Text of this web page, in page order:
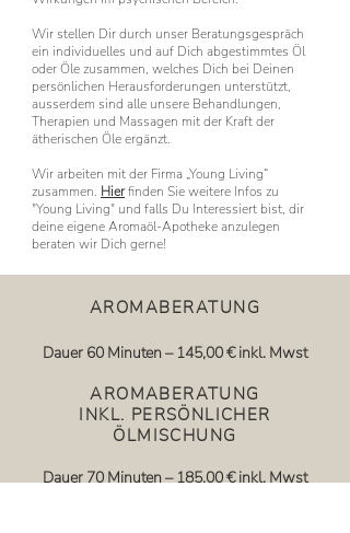
Wir stellen Dir durch unser Beratungsgespräch
ein individuelles und auf Dich abgestimmtes Öl
oder Öle zusammen, welches Dich bei Deinen
persönlichen Herausforderungen unterstützt,
ausserdem sind alle unsere Behandlungen,
Therapien und Massagen mit der Kraft der
ätherischen Öle ergänzt.
Wir arbeiten mit der Firma „Young Living“
zusammen. Hierfinden Sie weitere Infos zu
"Young Living" und falls Du Interessiert bist, dir
deine eigene Aromaöl-Apotheke anzulegen
beraten wir Dich gerne!
AROMABERATUNG
Dauer 60 Minuten – 145,00€ inkl. Mwst
AROMABERATUNG
I NKL. PERSÖNLICHER
ÖLMISCHUNG
Dauer 70Minuten – 185,00€ inkl. Mwst